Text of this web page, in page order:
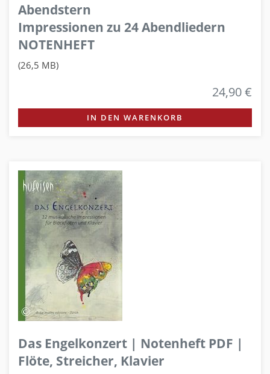
Abendstern
Impressionen zu 24 Abendliedern
NOTENHEFT
(26,5 MB)
24,90 €
IN DEN WARENKORB
Das Engelkonzert | Notenheft PDF |
Flöte, Streicher, Klavier